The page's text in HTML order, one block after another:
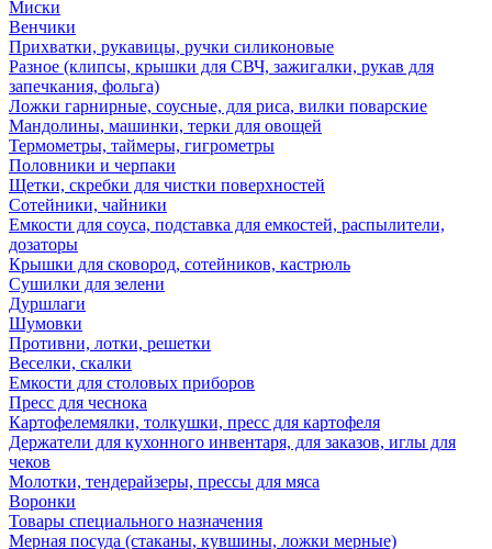
Миски
Венчики
Прихватки, рукавицы, ручки силиконовые
Разное (клипсы, крышки для СВЧ, зажигалки, рукав для
запечкания, фольга)
Ложки гарнирные, соусные, для риса, вилки поварские
Мандолины, машинки, терки для овощей
Термометры, таймеры, гигрометры
Половники и черпаки
Щетки, скребки для чистки поверхностей
Сотейники, чайники
Емкости для соуса, подставка для емкостей, распылители,
дозаторы
Крышки для сковород, сотейников, кастрюль
Сушилки для зелени
Дуршлаги
Шумовки
Противни, лотки, решетки
Веселки, скалки
Емкости для столовых приборов
Пресс для чеснока
Картофелемялки, толкушки, пресс для картофеля
Держатели для кухонного инвентаря, для заказов, иглы для
чеков
Молотки, тендерайзеры, прессы для мяса
Воронки
Товары специального назначения
Мерная посуда (стаканы, кувшины, ложки мерные)